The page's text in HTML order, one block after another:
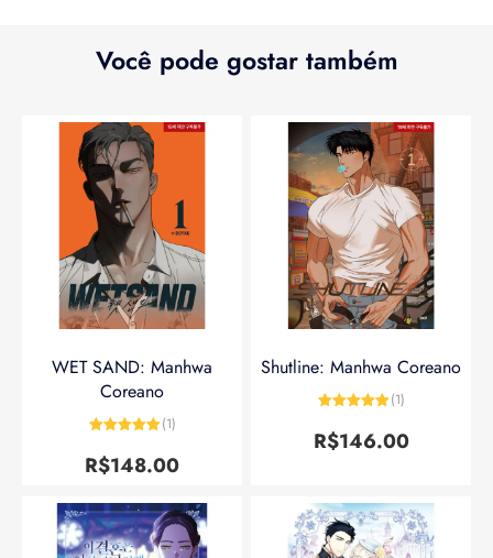
Você pode gostar também
WET SAND: Manhwa
Coreano
de 5
(1)
R$148.00
Shutline: Manhwa Coreano
de 5
(1)
R$146.00